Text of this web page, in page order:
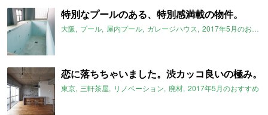
特別なプールのある、特別感満載の物件。
大阪 プール 屋内プール ガレージハウス 2017年5月のおすすめ
恋に落ちちゃいました。渋カッコ良いの極み。
東京 三軒茶屋 リノベーション 廃材 2017年5月のおすすめ